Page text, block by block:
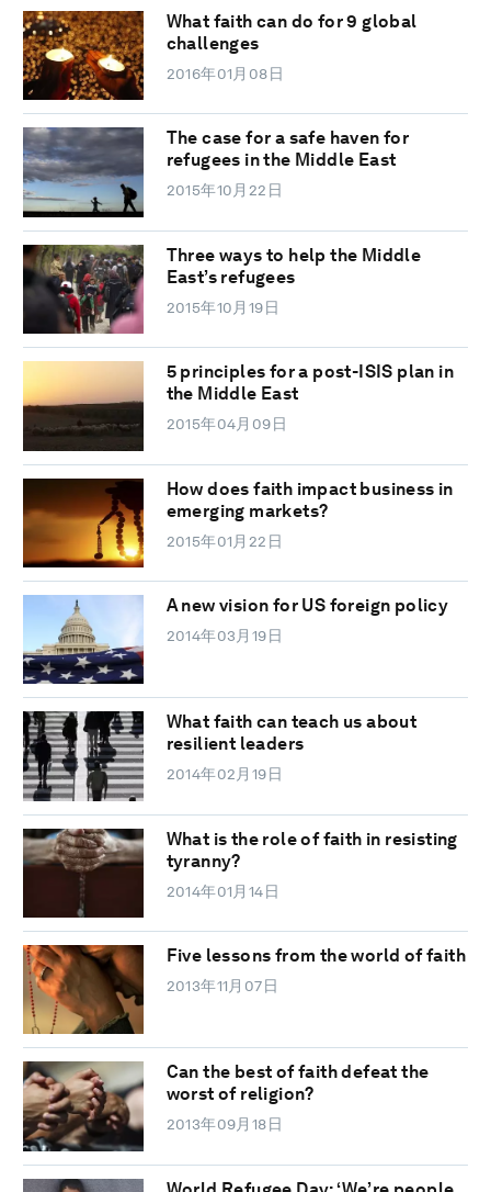
What faith can do for 9 global
challenges
2016年01月08日
The case for a safe haven for
refugees in the Middle East
2015年10月22日
Three ways to help the Middle
East’s refugees
2015年10月19日
5 principles for a post-ISIS plan in
the Middle East
2015年04月09日
How does faith impact business in
emerging markets?
2015年01月22日
A new vision for US foreign policy
2014年03月19日
What faith can teach us about
resilient leaders
2014年02月19日
What is the role of faith in resisting
tyranny?
2014年01月14日
Five lessons from the world of faith
2013年11月07日
Can the best of faith defeat the
worst of religion?
2013年09月18日